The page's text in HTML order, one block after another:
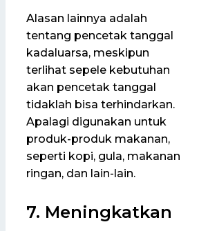
Alasan lainnya adalah
tentang pencetak tanggal
kadaluarsa, meskipun
terlihat sepele kebutuhan
akan pencetak tanggal
tidaklah bisa terhindarkan.
Apalagi digunakan untuk
produk-produk makanan,
seperti kopi, gula, makanan
ringan, dan lain-lain.
7. Meningkatkan